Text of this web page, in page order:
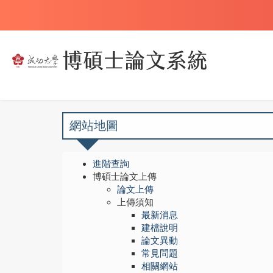
網站地圖
進階查詢
博碩士論文上傳
論文上傳
上傳須知
最新消息
建檔說明
論文異動
常見問題
相關網站